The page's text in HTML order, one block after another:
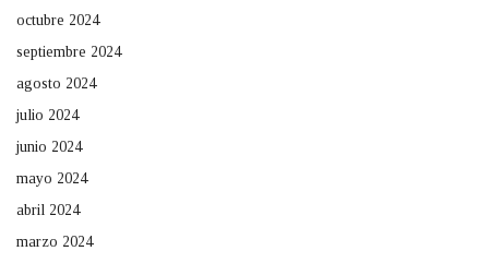
octubre 2024
septiembre 2024
agosto 2024
julio 2024
junio 2024
mayo 2024
abril 2024
marzo 2024